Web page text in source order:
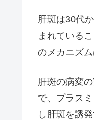
肝斑は30代
まれている
のメカニズ
肝斑の病変
で、プラス
し肝斑を誘